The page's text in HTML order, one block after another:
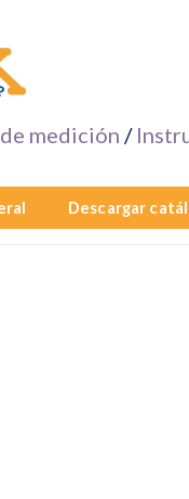
medición /
Descargar